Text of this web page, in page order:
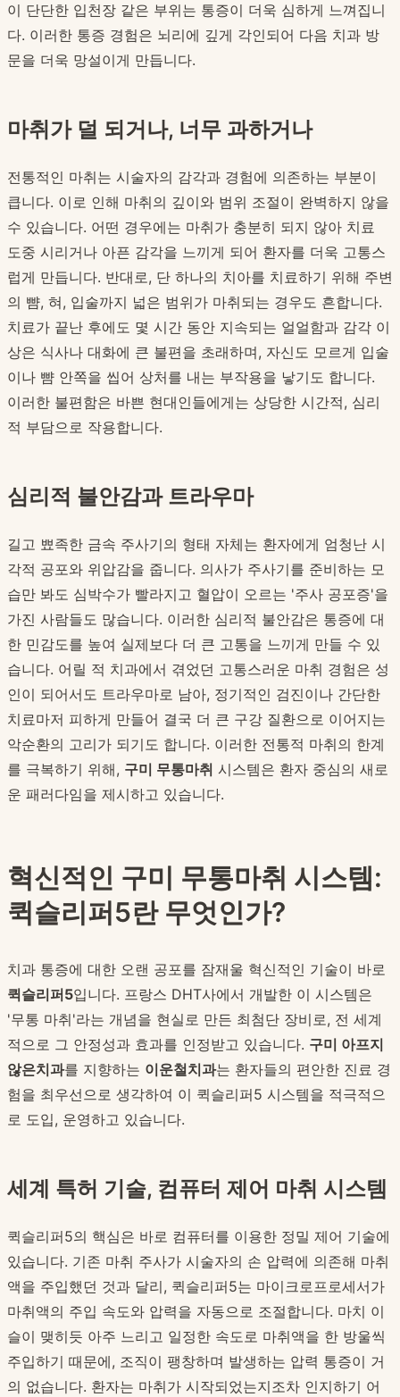
이 단단한 입천장 같은 부위는 통증이 더욱 심하게 느껴집니
다. 이러한 통증 경험은 뇌리에 깊게 각인되어 다음 치과 방
문을 더욱 망설이게 만듭니다.
마취가 덜 되거나, 너무 과하거나
전통적인 마취는 시술자의 감각과 경험에 의존하는 부분이
큽니다. 이로 인해 마취의 깊이와 범위 조절이 완벽하지 않을
수 있습니다. 어떤 경우에는 마취가 충분히 되지 않아 치료
도중 시리거나 아픈 감각을 느끼게 되어 환자를 더욱 고통스
럽게 만듭니다. 반대로, 단 하나의 치아를 치료하기 위해 주변
의 뺨, 혀, 입술까지 넓은 범위가 마취되는 경우도 흔합니다.
치료가 끝난 후에도 몇 시간 동안 지속되는 얼얼함과 감각 이
상은 식사나 대화에 큰 불편을 초래하며, 자신도 모르게 입술
이나 뺨 안쪽을 씹어 상처를 내는 부작용을 낳기도 합니다.
이러한 불편함은 바쁜 현대인들에게는 상당한 시간적, 심리
적 부담으로 작용합니다.
심리적 불안감과 트라우마
길고 뾰족한 금속 주사기의 형태 자체는 환자에게 엄청난 시
각적 공포와 위압감을 줍니다. 의사가 주사기를 준비하는 모
습만 봐도 심박수가 빨라지고 혈압이 오르는 '주사 공포증'을
가진 사람들도 많습니다. 이러한 심리적 불안감은 통증에 대
한 민감도를 높여 실제보다 더 큰 고통을 느끼게 만들 수 있
습니다. 어릴 적 치과에서 겪었던 고통스러운 마취 경험은 성
인이 되어서도 트라우마로 남아, 정기적인 검진이나 간단한
치료마저 피하게 만들어 결국 더 큰 구강 질환으로 이어지는
악순환의 고리가 되기도 합니다. 이러한 전통적 마취의 한계
를 극복하기 위해, 구미 무통마취 시스템은 환자 중심의 새로
운 패러다임을 제시하고 있습니다.
혁신적인 구미 무통마취 시스템:
퀵슬리퍼5란 무엇인가?
치과 통증에 대한 오랜 공포를 잠재울 혁신적인 기술이 바로
퀵슬리퍼5입니다. 프랑스 DHT사에서 개발한 이 시스템은
'무통 마취'라는 개념을 현실로 만든 최첨단 장비로, 전 세계
적으로 그 안정성과 효과를 인정받고 있습니다. 구미 아프지
않은치과를 지향하는 이운철치과는 환자들의 편안한 진료 경
험을 최우선으로 생각하여 이 퀵슬리퍼5 시스템을 적극적으
로 도입, 운영하고 있습니다.
세계 특허 기술, 컴퓨터 제어 마취 시스템
퀵슬리퍼5의 핵심은 바로 컴퓨터를 이용한 정밀 제어 기술에
있습니다. 기존 마취 주사가 시술자의 손 압력에 의존해 마취
액을 주입했던 것과 달리, 퀵슬리퍼5는 마이크로프로세서가
마취액의 주입 속도와 압력을 자동으로 조절합니다. 마치 이
슬이 맺히듯 아주 느리고 일정한 속도로 마취액을 한 방울씩
주입하기 때문에, 조직이 팽창하며 발생하는 압력 통증이 거
의 없습니다. 환자는 마취가 시작되었는지조차 인지하기 어